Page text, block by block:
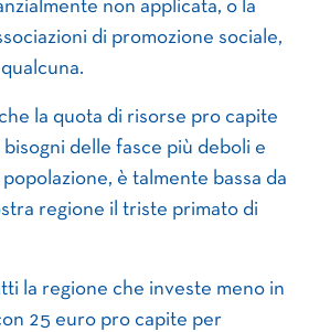
non applicata, o la
di promozione sociale,
la quota di risorse pro capite
delle fasce più deboli e
è talmente bassa da
regione il triste primato di
la regione che investe meno in
25 euro pro capite per